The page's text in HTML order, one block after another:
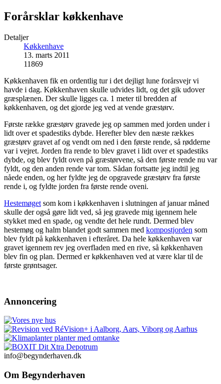
Forårsklar køkkenhave
Detaljer
Køkkenhave
13. marts 2011
11869
Køkkenhaven fik en ordentlig tur i det dejligt lune forårsvejr vi
havde i dag. Køkkenhaven skulle udvides lidt, og det gik udover
græsplænen. Der skulle ligges ca. 1 meter til bredden af
køkkenhaven, og det gjorde jeg ved at vende græstørv.
Første række græstørv gravede jeg op sammen med jorden under i
lidt over et spadestiks dybde. Herefter blev den næste rækkes
græstørv gravet af og vendt om ned i den første rende, så rødderne
var i vejret. Jorden fra rende to blev gravet i lidt over et spadestiks
dybde, og blev fyldt oven på græstørvene, så den første rende nu var
fyldt, og den anden rende var tom. Sådan fortsatte jeg indtil jeg
nåede enden, og her fyldte jeg de opgravede græstørv fra første
rende i, og fyldte jorden fra første rende oveni.
Hestemøget som kom i køkkenhaven i slutningen af januar måned
skulle der også gøre lidt ved, så jeg gravede mig igennem hele
stykket med en spade, og vendte det hele rundt. Dermed blev
hestemøg og halm blandet godt sammen med kompostjorden som
blev fyldt på køkkenhaven i efteråret. Da hele køkkenhaven var
gravet igennem rev jeg overfladen med en rive, så køkkenhaven
blev fin og plan. Dermed er køkkenhaven ved at være klar til de
første grøntsager.
Annoncering
info@begynderhaven.dk
Om Begynderhaven